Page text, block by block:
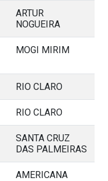
ARTUR
NOGUEIRA
MOGI MIRIM
RIO CLARO
RIO CLARO
SANTA CRUZ
DAS PALMEIRAS
AMERICANA